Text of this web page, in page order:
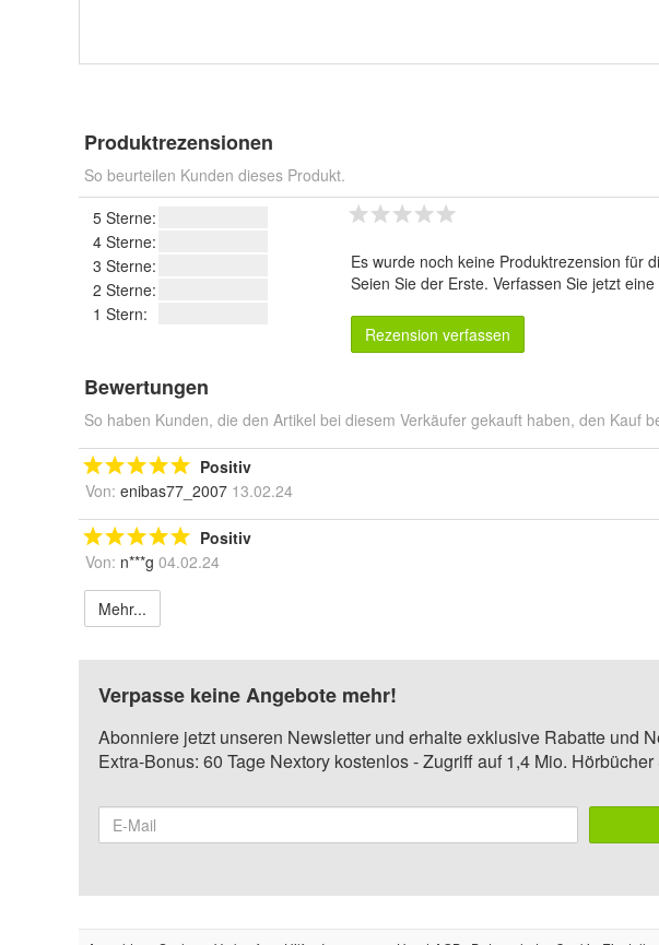
Produktrezensionen
So beurteilen Kunden dieses Produkt.
5 Sterne:
4 Sterne:
3 Sterne:
2 Sterne:
1 Stern:
Es wurde noch keine Produktrezension für
Seien Sie der Erste. Verfassen Sie jetzt
Rezension verfassen
Bewertungen
So haben Kunden, die den Artikel bei diesem Verkäufer gekauft haben, den Kauf
Positiv
Von: enibas77_2007 13.02.24
Positiv
Von: n***g 04.02.24
Mehr...
Verpasse keine Angebote mehr!
Abonniere jetzt unseren Newsletter und erhalte exklusive Rabatte und
Extra-Bonus: 60 Tage Nextory kostenlos - Zugriff auf 1,4 Mio.